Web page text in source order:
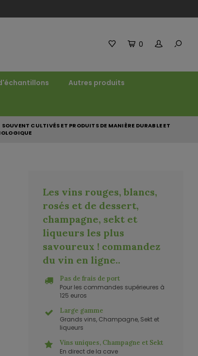
0
Autres produits
SOUVENT CULTIVÉS ET PRODUITS DE MANIÈRE DURABLE ET
Les vins rouges, blancs,
rosés et de dessert,
champagne, sekt et
liqueurs les plus
savoureux ! commandez
du vin en ligne..
Pas de frais de port
Pour les commandes supérieures à
125 euros
Large gamme
Grands vins, Champagne, Sekt et
liqueurs
Vins uniques, Champagne et Sekt
En direct de la cave